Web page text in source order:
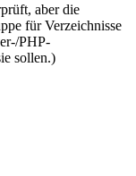
aber die
für Verzeichnisse
PHP-
sollen.)